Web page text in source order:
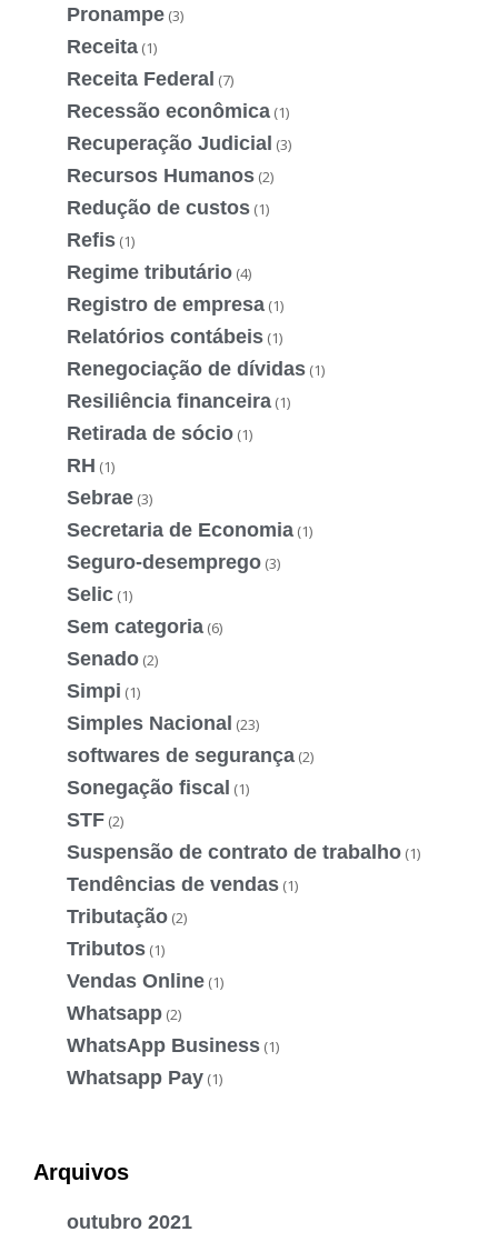
Pronampe (3)
Receita (1)
Receita Federal (7)
Recessão econômica (1)
Recuperação Judicial (3)
Recursos Humanos (2)
Redução de custos (1)
Refis (1)
Regime tributário (4)
Registro de empresa (1)
Relatórios contábeis (1)
Renegociação de dívidas (1)
Resiliência financeira (1)
Retirada de sócio (1)
RH (1)
Sebrae (3)
Secretaria de Economia (1)
Seguro-desemprego (3)
Selic (1)
Sem categoria (6)
Senado (2)
Simpi (1)
Simples Nacional (23)
softwares de segurança (2)
Sonegação fiscal (1)
STF (2)
Suspensão de contrato de trabalho (1)
Tendências de vendas (1)
Tributação (2)
Tributos (1)
Vendas Online (1)
Whatsapp (2)
WhatsApp Business (1)
Whatsapp Pay (1)
Arquivos
outubro 2021